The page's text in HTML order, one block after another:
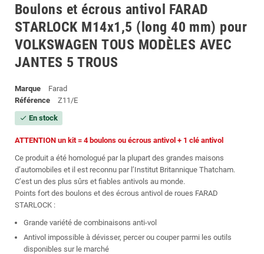
Boulons et écrous antivol FARAD
STARLOCK M14x1,5 (long 40 mm) pour
VOLKSWAGEN TOUS MODÈLES AVEC
JANTES 5 TROUS
Marque
Farad
Référence
Z11/E
check En stock
ATTENTION un kit = 4 boulons ou écrous antivol + 1 clé antivol
Ce produit a été homologué par la plupart des grandes maisons
d’automobiles et il est reconnu par l’Institut Britannique Thatcham.
C’est un des plus sûrs et fiables antivols au monde.
Points fort des boulons et des écrous antivol de roues FARAD
STARLOCK :
Grande variété de combinaisons anti-vol
Antivol impossible à dévisser, percer ou couper parmi les outils
disponibles sur le marché